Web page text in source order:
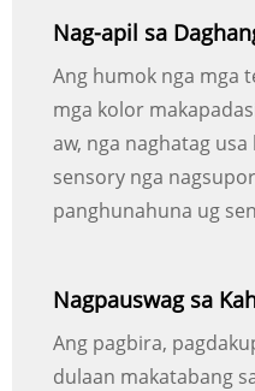
Nag-apil sa
Ang humok nga mga
mga kolor
aw, nga naghatag
sensory nga
panghunahuna ug
Nagpauswag sa
Ang pagbira,
dulaan makatabang